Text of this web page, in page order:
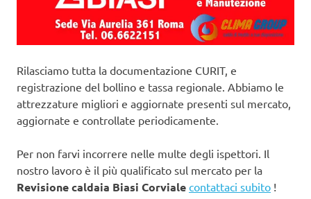
Rilasciamo tutta la documentazione CURIT, e
registrazione del bollino e tassa regionale. Abbiamo le
attrezzature migliori e aggiornate presenti sul mercato,
aggiornate e controllate periodicamente.
Per non farvi incorrere nelle multe degli ispettori. Il
nostro lavoro è il più qualificato sul mercato per la
Revisione caldaia Biasi Corviale contattaci subito !